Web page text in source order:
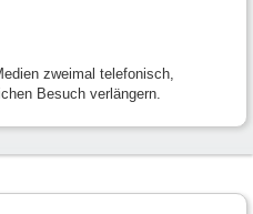
zweimal telefonisch,
Besuch verlängern.